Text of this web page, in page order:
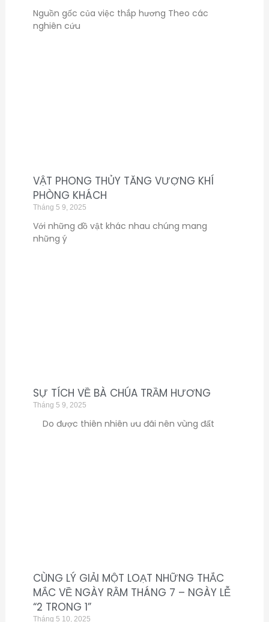
Nguồn gốc của việc thắp hương Theo các
nghiên cứu
VẬT PHONG THỦY TĂNG VƯỢNG KHÍ
PHÒNG KHÁCH
Tháng 5 9, 2025
Với những đồ vật khác nhau chúng mang
những ý
SỰ TÍCH VỀ BÀ CHÚA TRẦM HƯƠNG
Tháng 5 9, 2025
Do được thiên nhiên ưu đãi nên vùng đất
CÙNG LÝ GIẢI MỘT LOẠT NHỮNG THẮC
MẮC VỀ NGÀY RẰM THÁNG 7 – NGÀY LỄ
“2 TRONG 1”
Tháng 5 10, 2025